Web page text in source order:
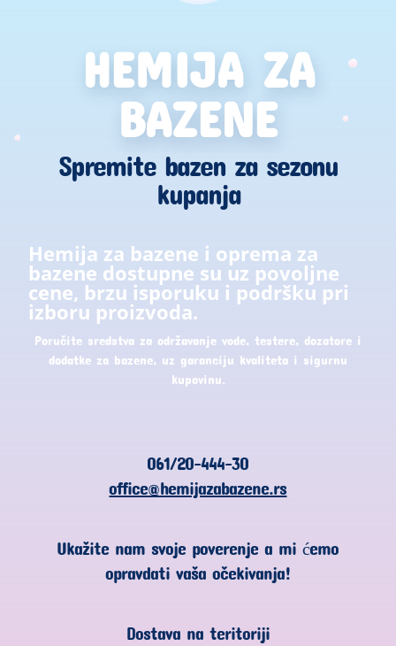
HEMIJA ZA
BAZENE
Spremite bazen za sezonu
kupanja
Hemija za bazene i oprema za
bazene dostupne su uz povoljne
cene, brzu isporuku i podršku pri
izboru proizvoda.
Poručite sredstva za održavanje vode, testere, dozatore i
dodatke za bazene, uz garanciju kvaliteta i sigurnu
kupovinu.
061/20-444-30
office@hemijazabazene.rs
Ukažite nam svoje poverenje a mi ćemo
opravdati vaša očekivanja!
Dostava na teritoriji